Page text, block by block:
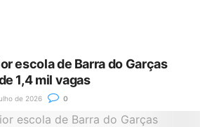
escola de Barra do Garças
1,4 mil vagas
de 2026 0